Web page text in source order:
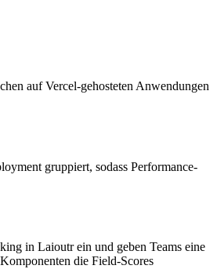
auf Vercel-gehosteten Anwendungen
gruppiert, sodass Performance-
in Laioutr ein und geben Teams eine
die Field-Scores